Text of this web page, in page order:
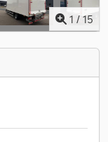
1 / 15